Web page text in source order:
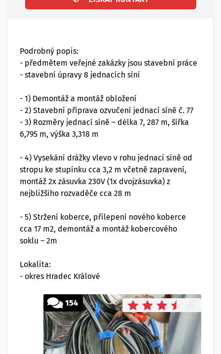
Podrobný popis:
- předmětem veřejné zakázky jsou stavební práce
- stavební úpravy 8 jednacích síní
- 1) Demontáž a montáž obložení
- 2) Stavební příprava ozvučení jednací síně č. 77
- 3) Rozměry jednací síně – délka 7, 287 m, šířka
6,795 m, výška 3,318 m
- 4) Vysekání drážky vlevo v rohu jednací síně od
stropu ke stupínku cca 3,2 m včetně zapravení,
montáž 2x zásuvka 230V (1x dvojzásuvka) z
nejbližšího rozvaděče cca 28 m
- 5) Stržení koberce, přilepení nového koberce
cca 17 m2, demontáž a montáž kobercového
soklu – 2m
Lokalita:
- okres Hradec Králové
154